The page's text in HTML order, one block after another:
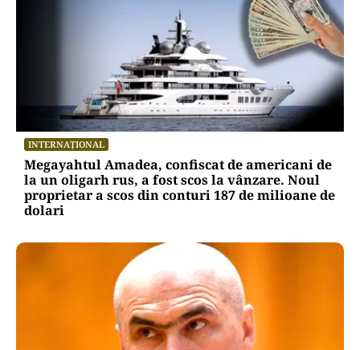
INTERNAȚIONAL
Megayahtul Amadea, confiscat de americani de
la un oligarh rus, a fost scos la vânzare. Noul
proprietar a scos din conturi 187 de milioane de
dolari